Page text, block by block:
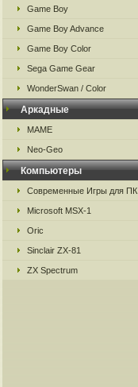
Game Boy
Game Boy Advance
Game Boy Color
Sega Game Gear
WonderSwan / Color
Аркадные
MAME
Neo-Geo
Компьютеры
Современные Игры для ПК
Microsoft MSX-1
Oric
Sinclair ZX-81
ZX Spectrum